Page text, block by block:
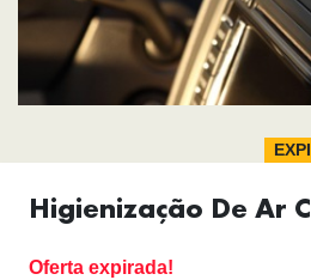
Higienização De Ar
Oferta expirada!